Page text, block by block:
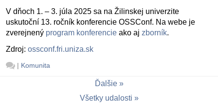
V dňoch 1. – 3. júla 2025 sa na Žilinskej univerzite
uskutoční 13. ročník konferencie OSSConf. Na webe je
zverejnený program konferencie ako aj zborník.
Zdroj: ossconf.fri.uniza.sk
| Komunita
Ďalšie
Všetky udalosti